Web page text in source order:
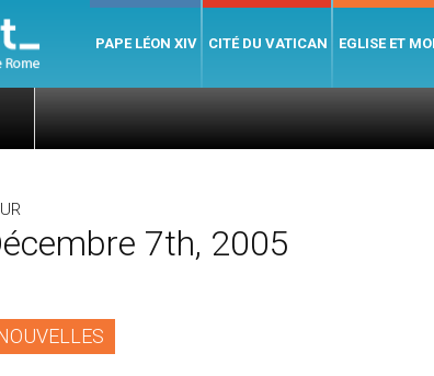
PAPE LÉON XIV CITÉ DU VATICAN EGLISE ET
7th, 2005